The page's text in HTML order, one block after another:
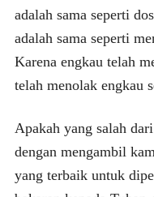
adalah sama seperti
adalah sama seperti
Karena engkau telah
telah menolak engkau
Apakah yang salah
dengan mengambil
yang terbaik untuk